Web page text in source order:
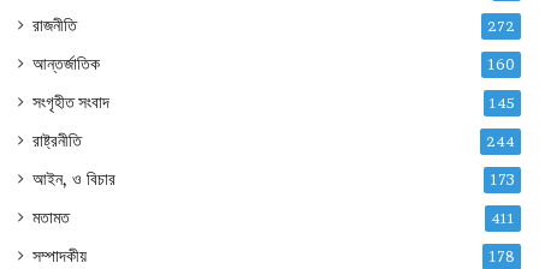
রাজনীতি 272
আন্তর্জাতিক 160
সংগৃহীত সংবাদ 145
রাষ্ট্রনীতি 244
আইন, ও বিচার 173
মতামত 411
সম্পাদকীয় 178